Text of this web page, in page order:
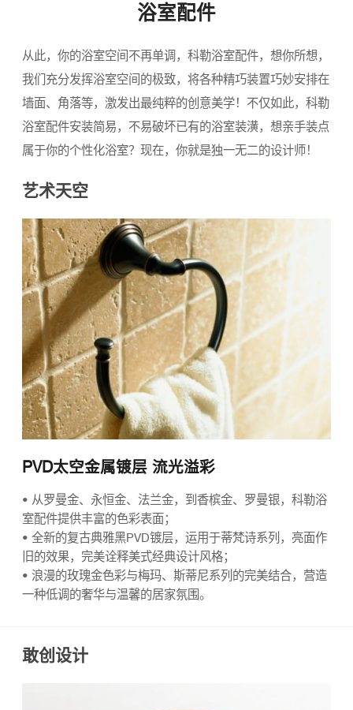
浴室配件
从此，你的浴室空间不再单调，科勒浴室配件，想你所想，
我们充分发挥浴室空间的极致，将各种精巧装置巧妙安排在
墙面、角落等，激发出最纯粹的创意美学！不仅如此，科勒
浴室配件安装简易，不易破坏已有的浴室装潢，想亲手装点
属于你的个性化浴室？现在，你就是独一无二的设计师！
艺术天空
PVD太空金属镀层 流光溢彩
• 从罗曼金、永恒金、法兰金，到香槟金、罗曼银，科勒浴
室配件提供丰富的色彩表面；
• 全新的复古典雅黑PVD镀层，运用于蒂梵诗系列，亮面作
旧的效果，完美诠释美式经典设计风格；
• 浪漫的玫瑰金色彩与梅玛、斯蒂尼系列的完美结合，营造
一种低调的奢华与温馨的居家氛围。
敢创设计